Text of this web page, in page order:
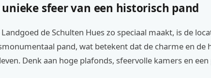
unieke sfeer van een historisch pand
de Schulten Hues zo speciaal maakt, is de
pand, wat betekent dat de charme en de
Denk aan hoge plafonds, sfeervolle kamers en